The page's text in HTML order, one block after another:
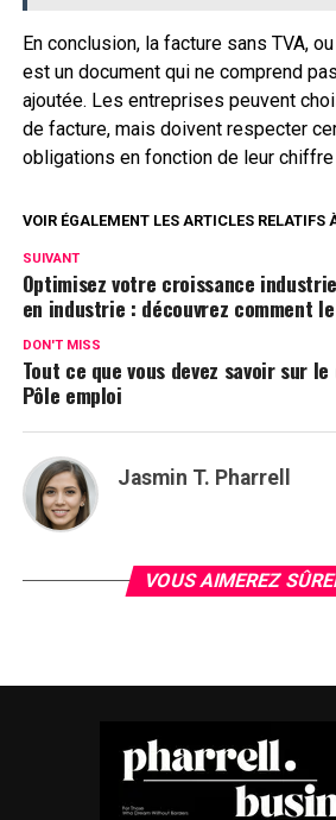
En conclusion, la facture sans TVA,
est un document qui ne comprend
ajoutée. Les entreprises peuvent
de facture, mais doivent respecter
obligations en fonction de leur chiffre
VOIR ÉGALEMENT LES ARTICLES RELATIFS
SUIVANT
Optimisez votre croissance
en industrie : découvrez comment
DON'T MISS
Tout ce que vous devez savoir sur
Pôle emploi
Jasmin T. Pharrell
VOUS AIMEREZ